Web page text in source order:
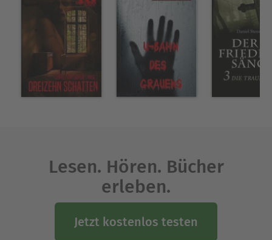
wie GESPENSTERKRIMI und VAMPIR-HORROR-
ROMAN steht.
Christian Dörge, Jahrgang 1969.
Schriftsteller, Dramatiker, Musiker, Bildender
Lesen. Hören. Bücher
erleben.
Jetzt kostenlos testen